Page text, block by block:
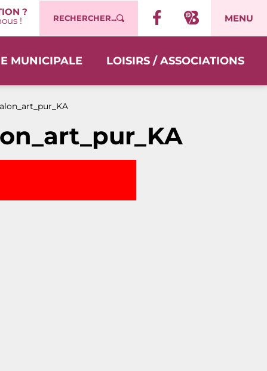
?
! RECHERCHER... MENU
MUNICIPALE LOISIRS / ASSOCIATIONS